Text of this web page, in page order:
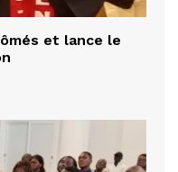
et lance le